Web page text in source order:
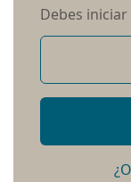
Debes